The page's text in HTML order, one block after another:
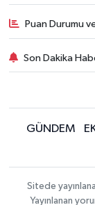
Puan Durumu
Son Dakika
GÜNDEM
Sitede
Yayınlanan